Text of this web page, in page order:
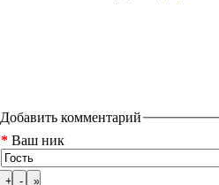
Добавить комментарий
* Ваш ник